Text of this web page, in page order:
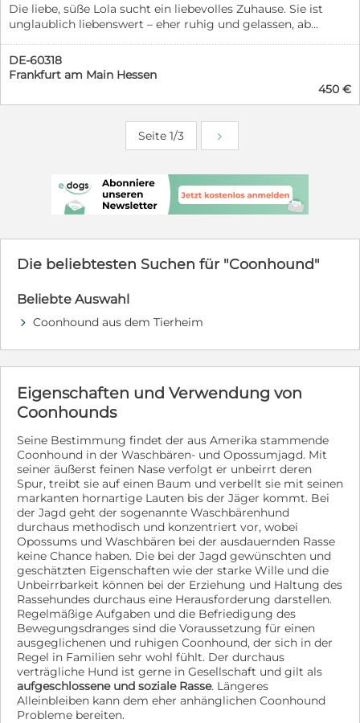
Die liebe, süße Lola sucht ein liebevolles Zuhause. Sie ist
unglaublich liebenswert – eher ruhig und gelassen, aber
Jahre alt. Sie versteht sich wunderbar mit Menschen,
Hunden und Katzen. Sie ist ca. 42 cm groß und wiegt
DE-60318
Frankfurt am Main Hessen
450 €
Seite 1/3
Die beliebtesten Suchen für "Coonhound"
Beliebte Auswahl
d Coonhound aus dem Tierheim
Eigenschaften und Verwendung von
Coonhounds
Seine Bestimmung findet der aus Amerika stammende
Coonhound in der Waschbären- und Opossumjagd. Mit
seiner äußerst feinen Nase verfolgt er unbeirrt deren
Spur, treibt sie auf einen Baum und verbellt sie mit seinen
markanten hornartige Lauten bis der Jäger kommt. Bei
der Jagd geht der sogenannte Waschbärenhund
durchaus methodisch und konzentriert vor, wobei
Opossums und Waschbären bei der ausdauernden Rasse
keine Chance haben. Die bei der Jagd gewünschten und
geschätzten Eigenschaften wie der starke Wille und die
Unbeirrbarkeit können bei der Erziehung und Haltung des
Rassehundes durchaus eine Herausforderung darstellen.
Regelmäßige Aufgaben und die Befriedigung des
Bewegungsdranges sind die Voraussetzung für einen
ausgeglichenen und ruhigen Coonhound, der sich in der
Regel in Familien sehr wohl fühlt. Der durchaus
verträgliche Hund ist gerne in Gesellschaft und gilt als
aufgeschlossene und soziale Rasse. Längeres
Alleinbleiben kann dem eher anhänglichen Coonhound
Probleme bereiten.